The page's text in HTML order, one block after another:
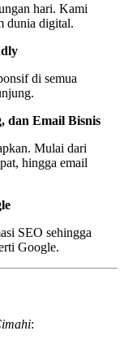
hari. Kami
dunia digital.
di semua
dan Email Bisnis
Mulai dari
hingga email
SEO sehingga
Google.
: